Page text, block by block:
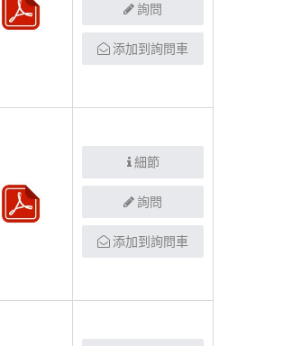
詢問
添加到詢問車
細節
詢問
添加到詢問車